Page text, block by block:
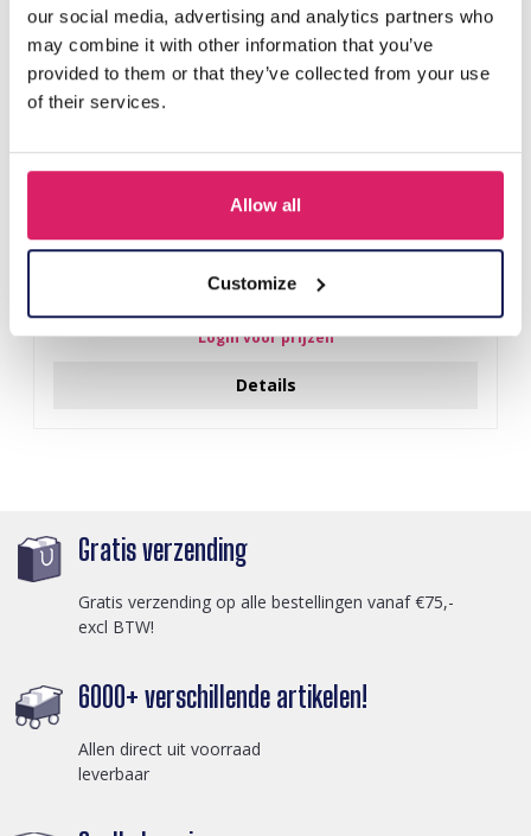
our social media, advertising and analytics partners who
may combine it with other information that you’ve
provided to them or that they’ve collected from your use
of their services.
Allow all
Customize
D-F5.5 E620-017G S. Steel 316L CZ Ear Piercing 12mm
Login voor prijzen
Details
Gratis verzending
Gratis verzending op alle bestellingen vanaf €75,-
excl BTW!
6000+ verschillende artikelen!
Allen direct uit voorraad
leverbaar